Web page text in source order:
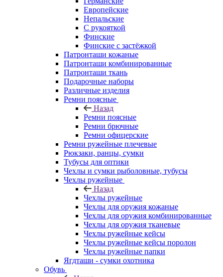
Европейские
Непальские
С рукояткой
Финские
Финские с застёжкой
Патронташи кожаные
Патронташи комбинированные
Патронташи ткань
Подарочные наборы
Различные изделия
Ремни поясные
Назад
Ремни поясные
Ремни брючные
Ремни офицерские
Ремни ружейные плечевые
Рюкзаки, ранцы, сумки
Тубусы для оптики
Чехлы и сумки рыболовные, тубусы
Чехлы ружейные
Назад
Чехлы ружейные
Чехлы для оружия кожаные
Чехлы для оружия комбинированные
Чехлы для оружия тканевые
Чехлы ружейные кейсы
Чехлы ружейные кейсы поролон
Чехлы ружейные папки
Ягдташи - сумки охотника
Обувь